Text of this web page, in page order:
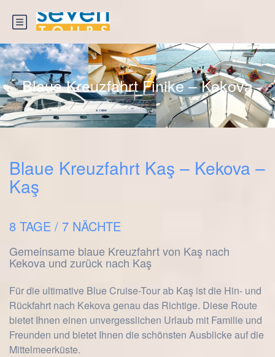
Blaue Kreuzfahrt Finike – Kekova
Blaue Kreuzfahrt Kaş – Kekova –
Kaş
8 TAGE / 7 NÄCHTE
Gemeinsame blaue Kreuzfahrt von Kaş nach
Kekova und zurück nach Kaş
Für die ultimative Blue Cruise-Tour ab Kaş ist die Hin- und
Rückfahrt nach Kekova genau das Richtige. Diese Route
bietet Ihnen einen unvergesslichen Urlaub mit Familie und
Freunden und bietet Ihnen die schönsten Ausblicke auf die
Mittelmeerküste.